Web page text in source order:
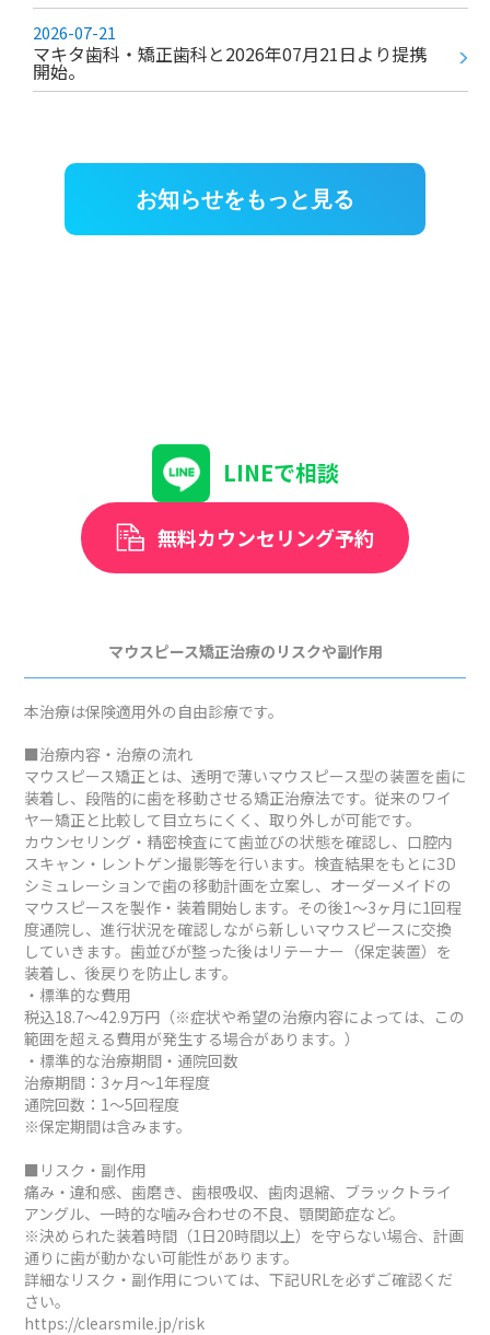
2026-07-21
マキタ歯科・矯正歯科と2026年07⽉21⽇より提携
開始。
お知らせをもっと見る
LINEで相談
無料カウンセリング予約
マウスピース矯正治療のリスクや副作用
本治療は保険適用外の自由診療です。
■治療内容・治療の流れ
マウスピース矯正とは、透明で薄いマウスピース型の装置を歯に
装着し、段階的に歯を移動させる矯正治療法です。従来のワイ
ヤー矯正と比較して目立ちにくく、取り外しが可能です。
カウンセリング・精密検査にて歯並びの状態を確認し、口腔内
スキャン・レントゲン撮影等を行います。検査結果をもとに3D
シミュレーションで歯の移動計画を立案し、オーダーメイドの
マウスピースを製作・装着開始します。その後1～3ヶ月に1回程
度通院し、進行状況を確認しながら新しいマウスピースに交換
していきます。歯並びが整った後はリテーナー（保定装置）を
装着し、後戻りを防止します。
・標準的な費用
税込18.7～42.9万円（※症状や希望の治療内容によっては、この
範囲を超える費用が発生する場合があります。）
・標準的な治療期間・通院回数
治療期間：3ヶ月～1年程度
通院回数：1～5回程度
※保定期間は含みます。
■リスク・副作用
痛み・違和感、歯磨き、歯根吸収、歯肉退縮、ブラックトライ
アングル、一時的な噛み合わせの不良、顎関節症など。
※決められた装着時間（1日20時間以上）を守らない場合、計画
通りに歯が動かない可能性があります。
詳細なリスク・副作用については、下記URLを必ずご確認くだ
さい。
https://clearsmile.jp/risk